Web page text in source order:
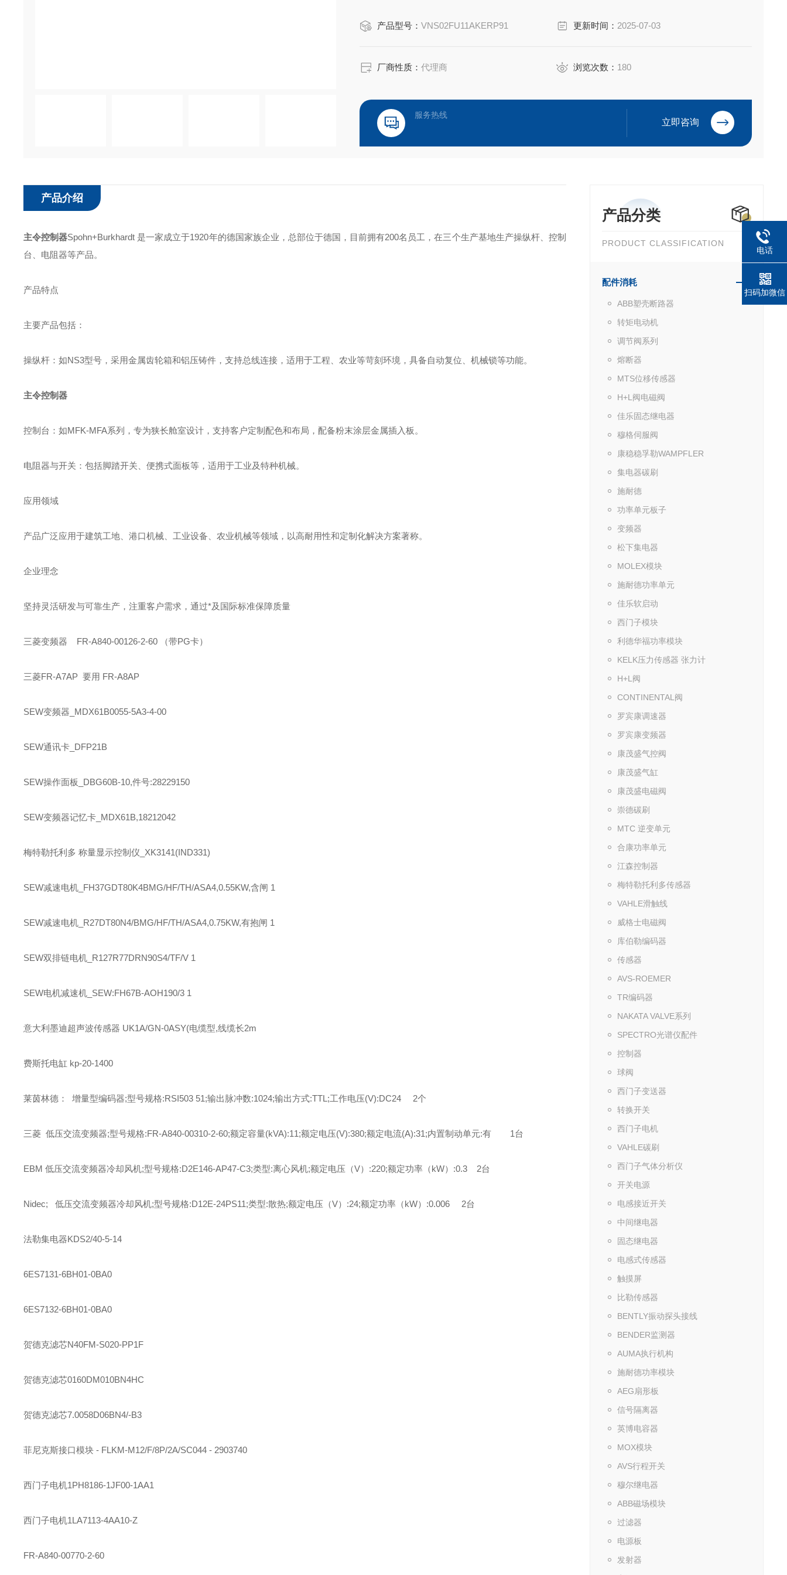
境，具备自动复位、机械锁等功能。 ‌
产品型号：VNS02FU11AKERP91 更新时间： 2025-07-03
厂商性质：代理商 浏览次数： 180
服务热线
立即咨询
产品分类
PRODUCT CLASSIFICATION
配件消耗
ABB塑壳断路器
转矩电动机
调节阀系列
熔断器
MTS位移传感器
H+L阀电磁阀
佳乐固态继电器
穆格伺服阀
康稳稳孚勒WAMPFLER
集电器碳刷
施耐德
功率单元板子
变频器
松下集电器
MOLEX模块
施耐德功率单元
佳乐软启动
西门子模块
利德华福功率模块
KELK压力传感器 张力计
H+L阀
CONTINENTAL阀
罗宾康调速器
罗宾康变频器
康茂盛气控阀
康茂盛气缸
康茂盛电磁阀
崇德碳刷
MTC 逆变单元
合康功率单元
江森控制器
梅特勒托利多传感器
VAHLE滑触线
威格士电磁阀
库伯勒编码器
传感器
AVS-ROEMER
TR编码器
NAKATA VALVE系列
SPECTRO光谱仪配件
控制器
球阀
西门子变送器
转换开关
西门子电机
VAHLE碳刷
西门子气体分析仪
开关电源
电感接近开关
中间继电器
固态继电器
电感式传感器
触摸屏
比勒传感器
BENTLY振动探头接线
BENDER监测器
AUMA执行机构
施耐德功率模块
AEG扇形板
信号隔离器
英博电容器
MOX模块
AVS行程开关
穆尔继电器
ABB磁场模块
过滤器
电源板
发射器
产品介绍
主令控制器Spohn+Burkhardt 是一家成立于1920年的德国家族企业，总部位于德国，目前拥有200名员工，在三个生产基地生产操纵杆、控制
台、电阻器等产品。 ‌
产品特点
主要产品包括：
‌操纵杆‌：如NS3型号，采用金属齿轮箱和铝压铸件，支持总线连接，适用于工程、农业等苛刻环境，具备自动复位、机械锁等功能。 ‌
主令控制器
‌控制台‌：如MFK-MFA系列，专为狭长舱室设计，支持客户定制配色和布局，配备粉末涂层金属插入板。 ‌
‌电阻器与开关‌：包括脚踏开关、便携式面板等，适用于工业及特种机械。 ‌
应用领域
产品广泛应用于建筑工地、港口机械、工业设备、农业机械等领域，以高耐用性和定制化解决方案著称。 ‌
企业理念
坚持灵活研发与可靠生产，注重客户需求，通过*及国际标准保障质量
三菱变频器 FR-A840-00126-2-60 （带PG卡）
三菱FR-A7AP 要用 FR-A8AP
SEW变频器_MDX61B0055-5A3-4-00
SEW通讯卡_DFP21B
SEW操作面板_DBG60B-10,件号:28229150
SEW变频器记忆卡_MDX61B,18212042
梅特勒托利多 称量显示控制仪_XK3141(IND331)
SEW减速电机_FH37GDT80K4BMG/HF/TH/ASA4,0.55KW,含闸 1
SEW减速电机_R27DT80N4/BMG/HF/TH/ASA4,0.75KW,有抱闸 1
SEW双排链电机_R127R77DRN90S4/TF/V 1
SEW电机减速机_SEW:FH67B-AOH190/3 1
意大利墨迪超声波传感器 UK1A/GN-0ASY(电缆型,线缆长2m
费斯托电缸 kp-20-1400
莱茵林德： 增量型编码器;型号规格:RSI503 51;输出脉冲数:1024;输出方式:TTL;工作电压(V):DC24 2个
三菱 低压交流变频器;型号规格:FR-A840-00310-2-60;额定容量(kVA):11;额定电压(V):380;额定电流(A):31;内置制动单元:有 1台
EBM 低压交流变频器冷却风机;型号规格:D2E146-AP47-C3;类型:离心风机;额定电压（V）:220;额定功率（kW）:0.3 2台
Nidec; 低压交流变频器冷却风机;型号规格:D12E-24PS11;类型:散热;额定电压（V）:24;额定功率（kW）:0.006 2台
法勒集电器KDS2/40-5-14
6ES7131-6BH01-0BA0
6ES7132-6BH01-0BA0
贺德克滤芯N40FM-S020-PP1F
贺德克滤芯0160DM010BN4HC
贺德克滤芯7.0058D06BN4/-B3
菲尼克斯接口模块 - FLKM-M12/F/8P/2A/SC044 - 2903740
西门子电机1PH8186-1JF00-1AA1
西门子电机1LA7113-4AA10-Z
FR-A840-00770-2-60
电话
扫码加微信